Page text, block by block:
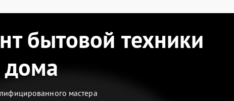
бытовой техники
дома
мастера